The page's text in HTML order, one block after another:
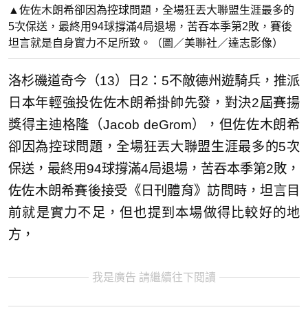
▲佐佐木朗希卻因為控球問題，全場狂丟大聯盟生涯最多的
5次保送，最終用94球撐滿4局退場，苦吞本季第2敗，賽後
坦言就是自身實力不足所致。（圖／美聯社／達志影像）
洛杉磯道奇今（13）日2：5不敵德州遊騎兵，推派
日本年輕強投佐佐木朗希掛帥先發，對決2屆賽揚
獎得主迪格隆（Jacob deGrom），但佐佐木朗希
卻因為控球問題，全場狂丟大聯盟生涯最多的5次
保送，最終用94球撐滿4局退場，苦吞本季第2敗，
佐佐木朗希賽後接受《日刊體育》訪問時，坦言目
前就是實力不足，但也提到本場做得比較好的地
方，
我是廣告 請繼續往下閱讀